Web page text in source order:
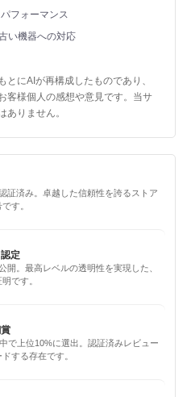
フォーマンス
い機器への対応
にAIが再構成したものであり、
客様個人の感想や意見です。当サ
ありません。
証済み。卓越した信頼性を誇るストア
す。
定
開。最高レベルの透明性を実現した、
です。
で上位10%に選出。認証済みレビュー
する存在です。